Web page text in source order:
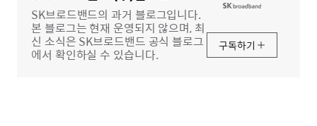
SK브로드밴드의 과거 블로그입니다.
본 블로그는 현재 운영되지 않으며, 최
신 소식은 SK브로드밴드 공식 블로그
에서 확인하실 수 있습니다.
구독하기